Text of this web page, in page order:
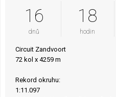
16
dnů
18
hodin
Circuit Zandvoort
72 kol x 4259 m
Rekord okruhu:
1:11.097